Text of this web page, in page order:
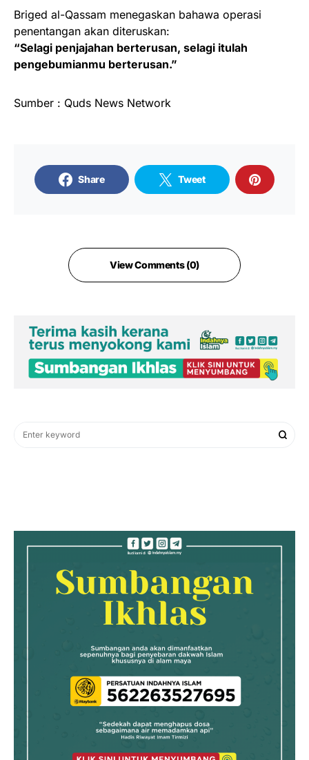
Briged al-Qassam menegaskan bahawa operasi
penentangan akan diteruskan:
“Selagi penjajahan berterusan, selagi itulah
pengebumianmu berterusan.”
Sumber : Quds News Network
Share Tweet
View Comments (0)